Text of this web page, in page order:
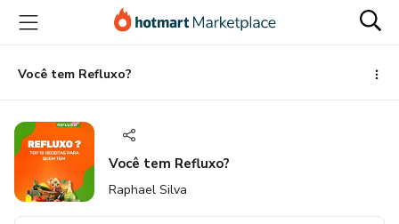
para
conteúdo
principal
para
pagamento
para
rodapé
Você tem Refluxo?
Você tem Refluxo?
Raphael Silva